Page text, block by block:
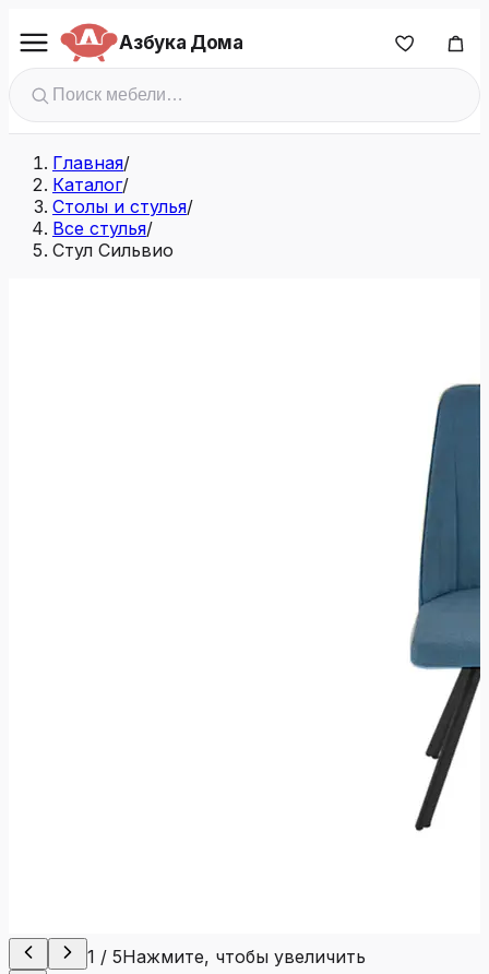
Азбука Дома
Главная/
Каталог/
Столы и стулья/
Все стулья/
Стул Сильвио
1 / 5Нажмите, чтобы увеличить